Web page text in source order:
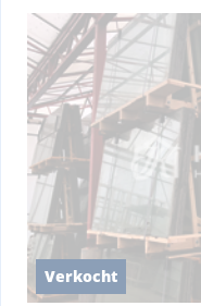
Verkocht